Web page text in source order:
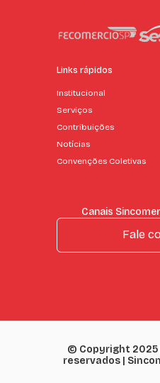
Links rápidos
Institucional
Serviços
Contribuições
Notícias
Convenções Coletivas
Canais
Fale
© Copyright 2025
reservados |